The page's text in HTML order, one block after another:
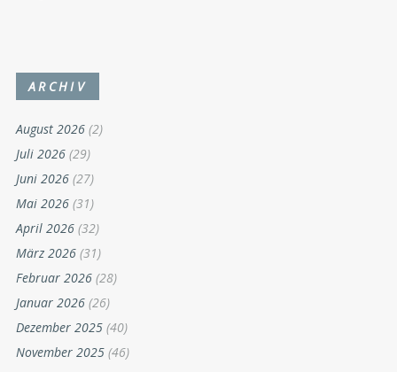
ARCHIV
August 2026 (2)
Juli 2026 (29)
Juni 2026 (27)
Mai 2026 (31)
April 2026 (32)
März 2026 (31)
Februar 2026 (28)
Januar 2026 (26)
Dezember 2025 (40)
November 2025 (46)